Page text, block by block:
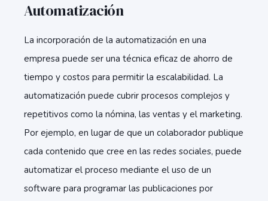
Automatización
La incorporación de la automatización en una
empresa puede ser una técnica eficaz de ahorro de
tiempo y costos para permitir la escalabilidad. La
automatización puede cubrir procesos complejos y
repetitivos como la nómina, las ventas y el marketing.
Por ejemplo, en lugar de que un colaborador publique
cada contenido que cree en las redes sociales, puede
automatizar el proceso mediante el uso de un
software para programar las publicaciones por